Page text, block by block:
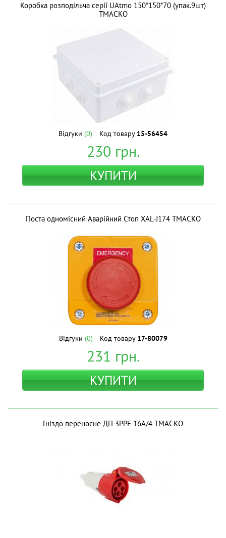
Коробка розподільча серії UAtmo 150*150*70 (упак.9шт)
ТМАСКО
Відгуки (0) Код товару 15-56454
230 грн.
КУПИТИ
Поста одномісний Аварійний Стоп XAL-J174 ТМAСКО
Відгуки (0) Код товару 17-80079
231 грн.
КУПИТИ
Гніздо переносне ДП 3РPE 16A/4 ТМAСКО